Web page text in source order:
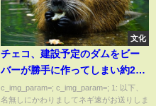
文化
チェコ、建設予定のダムをビー
バーが勝手に作ってしまい約2億
円の節約に成功
c_img_param=; c_img_param=; 1: 以下、
名無しにかわりましてネギ速がお送りしま